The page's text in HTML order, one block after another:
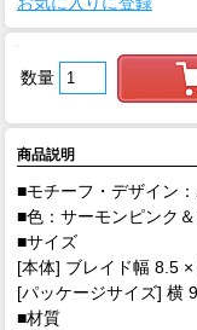
数量
商品説明
■モチーフ・デザイン
■色：サーモンピンク
■サイズ
[本体] ブレイド幅 8.5
[パッケージサイズ] 横
■材質